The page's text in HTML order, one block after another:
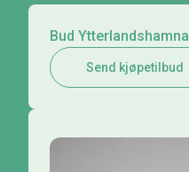
Bud Ytterlandshamna
Send kjøpetilbud